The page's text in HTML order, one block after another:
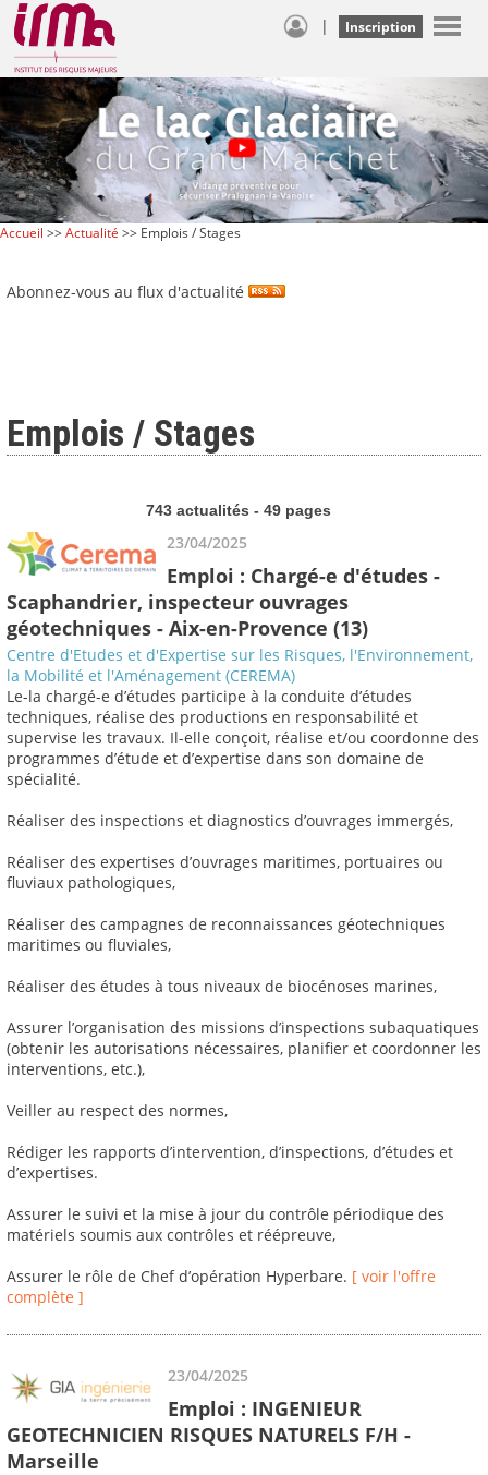
| Inscription
Accueil >>Actualité >> Emplois / Stages
Abonnez-vous au flux d'actualité
Emplois / Stages
743 actualités - 49 pages
23/04/2025
Emploi : Chargé-e d'études -
Scaphandrier, inspecteur ouvrages
géotechniques - Aix-en-Provence (13)
Centre d'Etudes et d'Expertise sur les Risques, l'Environnement,
la Mobilité et l'Aménagement (CEREMA)
Le-la chargé-e d’études participe à la conduite d’études
techniques, réalise des productions en responsabilité et
supervise les travaux. Il-elle conçoit, réalise et/ou coordonne des
programmes d’étude et d’expertise dans son domaine de
spécialité.
Réaliser des inspections et diagnostics d’ouvrages immergés,
Réaliser des expertises d’ouvrages maritimes, portuaires ou
fluviaux pathologiques,
Réaliser des campagnes de reconnaissances géotechniques
maritimes ou fluviales,
Réaliser des études à tous niveaux de biocénoses marines,
Assurer l’organisation des missions d’inspections subaquatiques
(obtenir les autorisations nécessaires, planifier et coordonner les
interventions, etc.),
Veiller au respect des normes,
Rédiger les rapports d’intervention, d’inspections, d’études et
d’expertises.
Assurer le suivi et la mise à jour du contrôle périodique des
matériels soumis aux contrôles et réépreuve,
Assurer le rôle de Chef d’opération Hyperbare. [ voir l'offre
complète ]
23/04/2025
Emploi : INGENIEUR
GEOTECHNICIEN RISQUES NATURELS F/H -
Marseille